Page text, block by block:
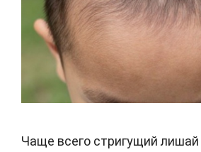
Чаще всего стригущий